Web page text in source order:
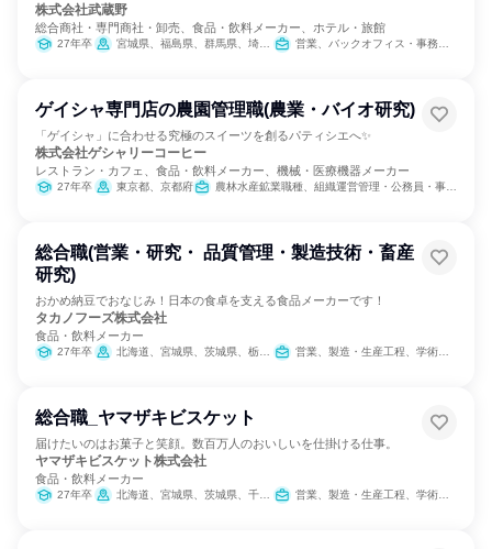
株式会社武蔵野
総合商社・専門商社・卸売、食品・飲料メーカー、ホテル・旅館
27年卒 宮城県、福島県、群馬県、埼玉県、千葉県、神奈川県、静岡県、京都府、大阪府、兵庫県、福岡県、沖縄県 営業、バックオフィス・事務・受付、製造・生産工程、学術研究、SCM/生産管理/購買/物流、人事、総務、IT、建築/土木/プラント専門職、商品企画
ゲイシャ専門店の農園管理職(農業・バイオ研究)
「ゲイシャ」に合わせる究極のスイーツを創るパティシエへ✨
株式会社ゲシャリーコーヒー
レストラン・カフェ、食品・飲料メーカー、機械・医療機器メーカー
27年卒 東京都、京都府 農林水産鉱業職種、組織運営管理・公務員・事務系職種
総合職(営業・研究・ 品質管理・製造技術・畜産
研究)
おかめ納豆でおなじみ！日本の食卓を支える食品メーカーです！
タカノフーズ株式会社
食品・飲料メーカー
27年卒 北海道、宮城県、茨城県、栃木県、群馬県、東京都、神奈川県、愛知県、三重県、大阪府、岡山県、福岡県、佐賀県 営業、製造・生産工程、学術研究、商品企画
総合職_ヤマザキビスケット
届けたいのはお菓子と笑顔。数百万人のおいしいを仕掛ける仕事。
ヤマザキビスケット株式会社
食品・飲料メーカー
27年卒 北海道、宮城県、茨城県、千葉県、東京都、神奈川県、石川県、長野県、愛知県、大阪府、広島県、香川県、福岡県、鹿児島県、沖縄県 営業、製造・生産工程、学術研究、人事、総務、法務/知財